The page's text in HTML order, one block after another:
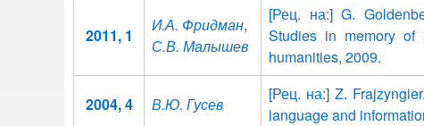
2011, 1
И.А. Фридман,
С.В. Малышев
[Рец. на:] G.
Studies in memory of
humanities, 2009.
2004, 4 В.Ю. Гусев
[Рец. на:] Ζ.
language and